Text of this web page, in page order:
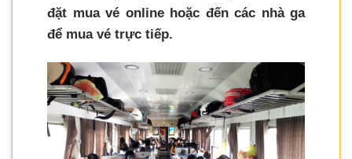
đặt mua vé online hoặc đến các nhà ga
để mua vé trực tiếp.